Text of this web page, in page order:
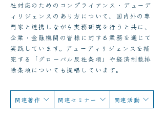
社対応のためのコンプライアンス・デューデ
ィリジェンスのあり方について、国内外の専
門家と連携しながら実務研究を行うと共に、
企業・金融機関の皆様に対する業務を通じて
実践しています。デューディリジェンスを補
完する「グローバル反社条項」や経済制裁排
除条項についても提唱しています。
関連セミナー
関連著作 関連活動